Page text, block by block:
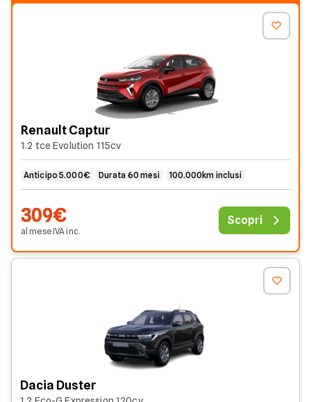
Renault Captur
1.2 tce Evolution 115cv
Anticipo 5.000€ Durata 60 mesi 100.000km inclusi
309€
al meseIVAinc.
Scopri
Dacia Duster